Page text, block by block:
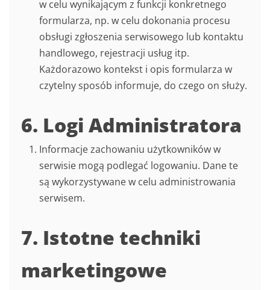
w celu wynikającym z funkcji konkretnego
formularza, np. w celu dokonania procesu
obsługi zgłoszenia serwisowego lub kontaktu
handlowego, rejestracji usług itp.
Każdorazowo kontekst i opis formularza w
czytelny sposób informuje, do czego on służy.
6. Logi Administratora
Informacje zachowaniu użytkowników w
serwisie mogą podlegać logowaniu. Dane te
są wykorzystywane w celu administrowania
serwisem.
7. Istotne techniki
marketingowe